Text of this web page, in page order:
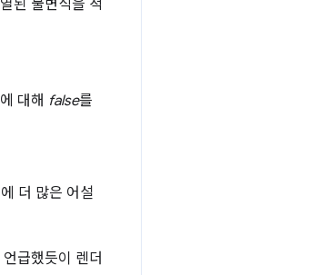
된 불변식을 적
대해 false를
더 많은 어설
급했듯이 렌더